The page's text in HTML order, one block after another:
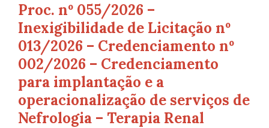
Proc. nº 055/2026 –
Inexigibilidade de Licitação nº
013/2026 – Credenciamento nº
002/2026 – Credenciamento
para implantação e a
operacionalização de serviços de
Nefrologia – Terapia Renal